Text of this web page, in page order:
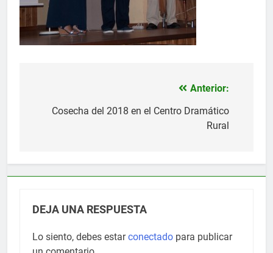
Anterior:
Cosecha del 2018 en el Centro Dramático
Rural
DEJA UNA RESPUESTA
Lo siento, debes estarconectado para publicar